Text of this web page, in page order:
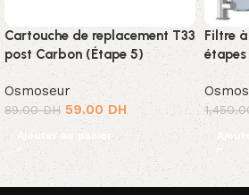
Cartouche de replacement T33
post Carbon (Étape 5)
Osmoseur
89.00DH 59.00 DH
Ajouter au panier
Filtre
Read More